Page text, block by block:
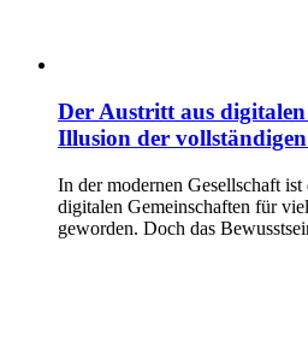
Der Austritt aus
Illusion der
In der modernen Gesellschaft ist
digitalen Gemeinschaften für
geworden. Doch das